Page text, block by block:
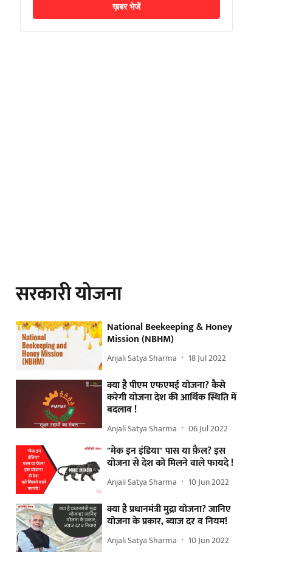
ख़बर भेजें
सरकारी योजना
National Beekeeping & Honey
Mission (NBHM)
Anjali Satya Sharma 18 Jul 2022
क्या है पीएम एफएमई योजना? कैसे
करेगी योजना देश की आर्थिक स्थिति में
बदलाव !
Anjali Satya Sharma 06 Jul 2022
"मेक इन इंडिया" पास या फ़ैल? इस
योजना से देश को मिलने वाले फायदे !
Anjali Satya Sharma 10 Jun 2022
क्या है प्रधानमंत्री मुद्रा योजना? जानिए
योजना के प्रकार, ब्याज दर व नियम!
Anjali Satya Sharma 10 Jun 2022